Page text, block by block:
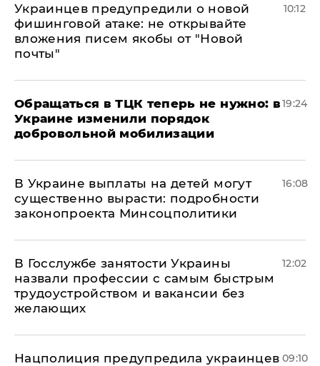
Украинцев предупредили о новой
фишинговой атаке: не открывайте
вложения писем якобы от "Новой
почты"
10:12
Обращаться в ТЦК теперь не нужно: в
Украине изменили порядок
добровольной мобилизации
19:24
В Украине выплаты на детей могут
существенно вырасти: подробности
законопроекта Минсоцполитики
16:08
В Госслужбе занятости Украины
назвали профессии с самым быстрым
трудоустройством и вакансии без
желающих
12:02
Нацполиция предупредила украинцев 09:10